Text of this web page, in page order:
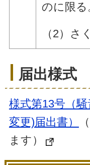
のに限る
（2）さ
届出様式
様式第13号（騒
変更)届出書）
ます）